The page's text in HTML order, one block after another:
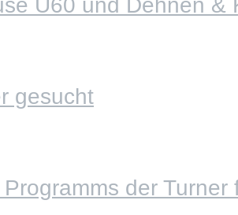
gesucht
der